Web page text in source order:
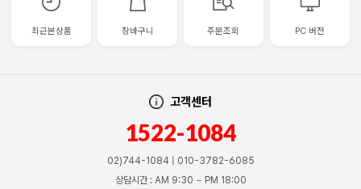
최근본상품 장바구니 주문조회 PC 버전
고객센터
1522-1084
02)744-1084 | 010-3782-6085
상담시간 : AM 9:30 ~ PM 18:00